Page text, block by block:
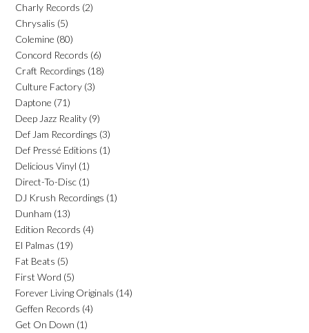
Charly Records (2)
Chrysalis (5)
Colemine (80)
Concord Records (6)
Craft Recordings (18)
Culture Factory (3)
Daptone (71)
Deep Jazz Reality (9)
Def Jam Recordings (3)
Def Pressé Editions (1)
Delicious Vinyl (1)
Direct-To-Disc (1)
DJ Krush Recordings (1)
Dunham (13)
Edition Records (4)
El Palmas (19)
Fat Beats (5)
First Word (5)
Forever Living Originals (14)
Geffen Records (4)
Get On Down (1)